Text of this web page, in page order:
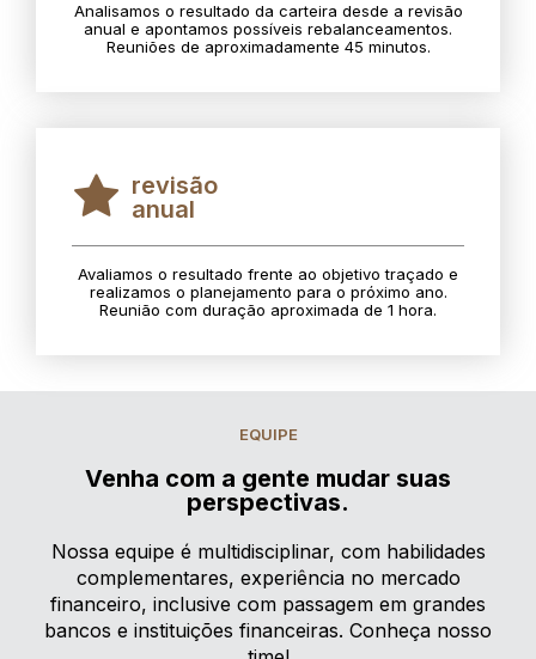
Analisamos o resultado da carteira desde a revisão
anual e apontamos possíveis rebalanceamentos.
Reuniões de aproximadamente 45 minutos.
revisão
anual
Avaliamos o resultado frente ao objetivo traçado e
realizamos o planejamento para o próximo ano.
Reunião com duração aproximada de 1 hora.
EQUIPE
Venha com a gente mudar suas
perspectivas.
Nossa equipe é multidisciplinar, com habilidades
complementares, experiência no mercado
financeiro, inclusive com passagem em grandes
bancos e instituições financeiras. Conheça nosso